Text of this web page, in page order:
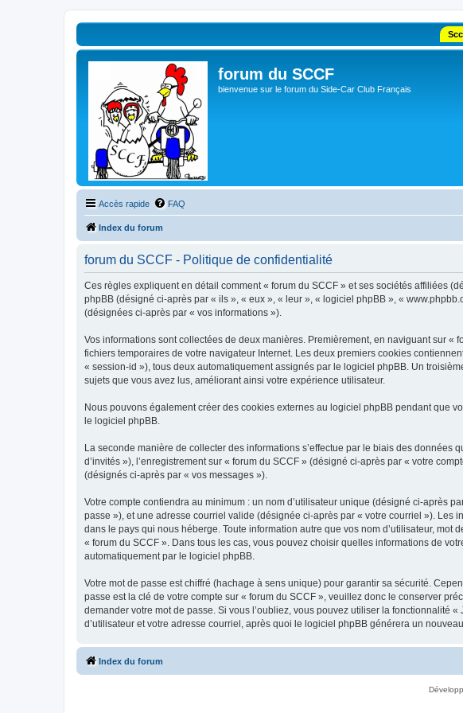
forum du SCCF
bienvenue sur le forum du Side-Car Club Français
Accès rapide FAQ
Index du forum
forum du SCCF - Politique de confidentialité
Ces règles expliquent en détail comment « forum du SCCF » et ses sociétés affiliées
phpBB (désigné ci-après par « ils », « eux », « leur », « logiciel phpBB », «
(désignées ci-après par « vos informations »).
Vos informations sont collectées de deux manières. Premièrement, en naviguant sur
fichiers temporaires de votre navigateur Internet. Les deux premiers cookies
« session-id »), tous deux automatiquement assignés par le logiciel phpBB. Un
sujets que vous avez lus, améliorant ainsi votre expérience utilisateur.
Nous pouvons également créer des cookies externes au logiciel phpBB pendant que
le logiciel phpBB.
La seconde manière de collecter des informations s’effectue par le biais des
d’invités »), l’enregistrement sur « forum du SCCF » (désigné ci-après par « votre
(désignés ci-après par « vos messages »).
Votre compte contiendra au minimum : un nom d’utilisateur unique (désigné ci-après
passe »), et une adresse courriel valide (désignée ci-après par « votre courriel »).
dans le pays qui nous héberge. Toute information autre que vos nom d’utilisateur,
« forum du SCCF ». Dans tous les cas, vous pouvez choisir quelles informations de
automatiquement par le logiciel phpBB.
Votre mot de passe est chiffré (hachage à sens unique) pour garantir sa sécurité.
passe est la clé de votre compte sur « forum du SCCF », veuillez donc le conserver
demander votre mot de passe. Si vous l’oubliez, vous pouvez utiliser la fonctionnalité
d’utilisateur et votre adresse courriel, après quoi le logiciel phpBB générera un
Index du forum